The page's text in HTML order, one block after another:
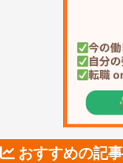
おすすめの記事